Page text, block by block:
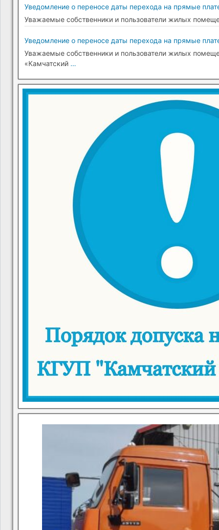
Уведомление о переносе даты перехода на прямые
Уважаемые собственники и пользователи жилых
Уведомление о переносе даты перехода на прямые
Уважаемые собственники и пользователи жилых
«Камчатский …